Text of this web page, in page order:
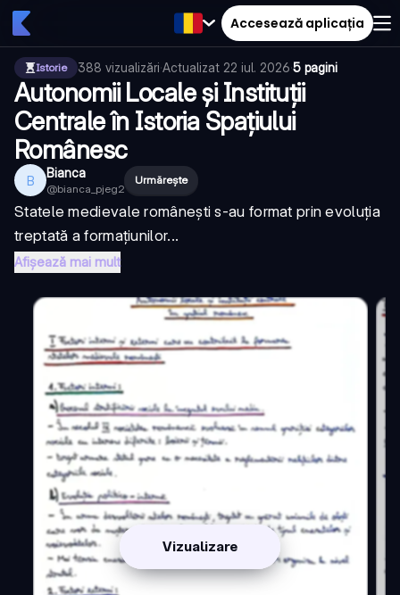
Accesează aplicația
Istorie 388 vizualizări·Actualizat 22 iul. 2026·5 pagini
Autonomii Locale și Instituții
Centrale în Istoria Spațiului
Românesc
B Bianca
@bianca_pjeg2
Urmărește
Statele medievale românești s-au format prin evoluția
treptată a formațiunilor...
Afișează mai mult
Vizualizare